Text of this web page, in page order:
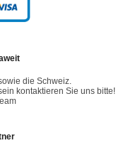
die Schweiz.
kontaktieren Sie uns bitte!